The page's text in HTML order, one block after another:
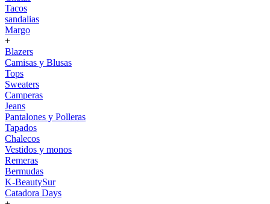
Tacos
sandalias
Margo
+
Blazers
Camisas y Blusas
Tops
Sweaters
Camperas
Jeans
Pantalones y Polleras
Tapados
Chalecos
Vestidos y monos
Remeras
Bermudas
K-BeautySur
Catadora Days